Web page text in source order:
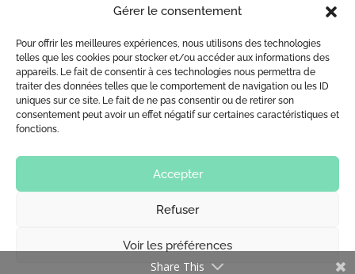
Gérer le consentement
Pour offrir les meilleures expériences, nous utilisons des technologies
telles que les cookies pour stocker et/ou accéder aux informations des
appareils. Le fait de consentir à ces technologies nous permettra de
traiter des données telles que le comportement de navigation ou les ID
uniques sur ce site. Le fait de ne pas consentir ou de retirer son
consentement peut avoir un effet négatif sur certaines caractéristiques et
fonctions.
Accepter
Refuser
Voir les préférences
CONTACT
Ecrivez-moi!
Design par ACB avecDiviI Propulsé par
Wordpress
Share This